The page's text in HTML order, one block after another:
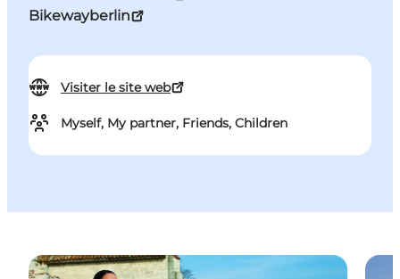
Bikewayberlin
Visiter le site web
Myself, My partner, Friends, Children